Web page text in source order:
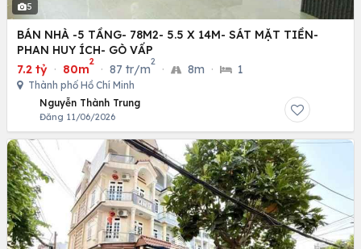
5
BÁN NHÀ -5 TẦNG- 78M2- 5.5 X 14M- SÁT MẶT TIỀN-
PHAN HUY ÍCH- GÒ VẤP
7.2 tỷ · 80m
2
· 87 tr/m
2
· 8m · 1
Thành phố Hồ Chí Minh
Nguyễn Thành Trung
Đăng 11/06/2026